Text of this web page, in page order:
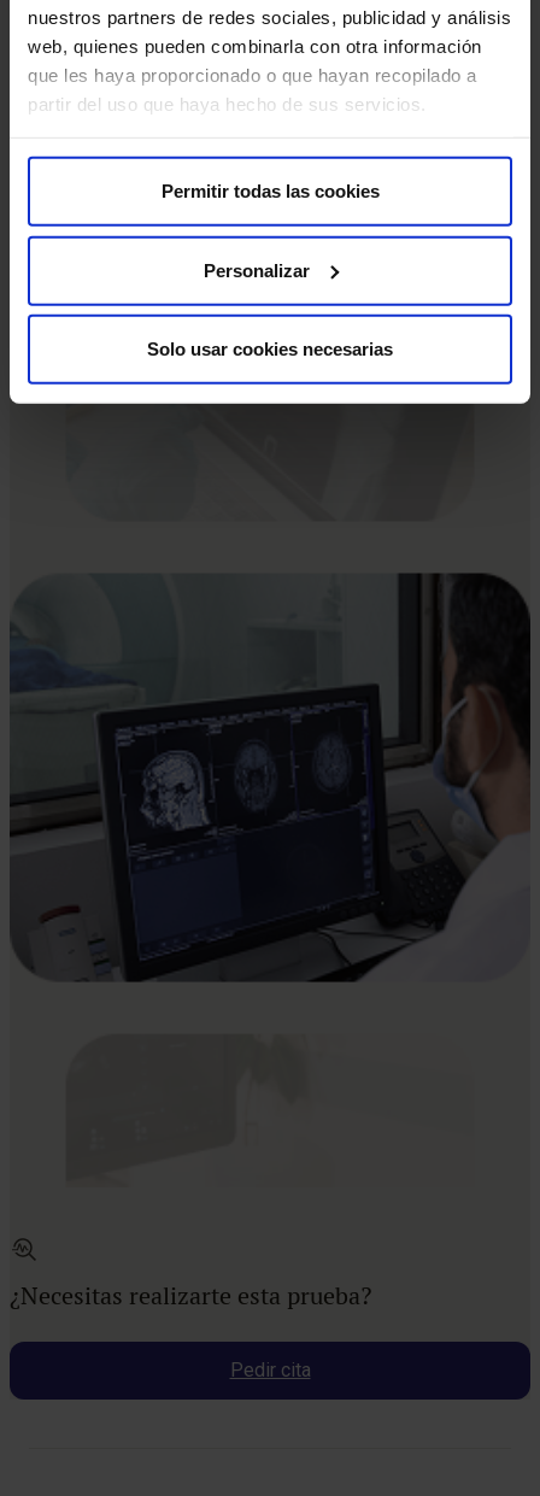
nuestros partners de redes sociales, publicidad y análisis
web, quienes pueden combinarla con otra información
que les haya proporcionado o que hayan recopilado a
partir del uso que haya hecho de sus servicios.
Permitir todas las cookies
Personalizar
Solo usar cookies necesarias
que deberás leer y firmar.
Si tu cita es para una Resonancia Magnética (RM), es
crucial que nos informes sobre la presencia de
dentales), tatuajes o dispositivos de infusión de
medicamentos, como bombas de insulina.
Estas pruebas diagnósticas son muy seguras, pero
como en cualquier procedimiento médico, existe una
mínima posibilidad de incidencia.
¿Necesitas realizarte esta prueba?
Pedir cita